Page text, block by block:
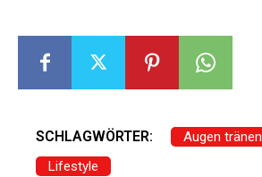
SCHLAGWÖRTER:
Augen tränen
Lifestyle